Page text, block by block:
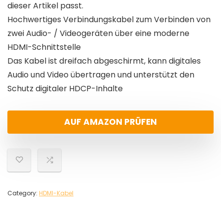
dieser Artikel passt.
Hochwertiges Verbindungskabel zum Verbinden von
zwei Audio- / Videogeräten über eine moderne
HDMI-Schnittstelle
Das Kabel ist dreifach abgeschirmt, kann digitales
Audio und Video übertragen und unterstützt den
Schutz digitaler HDCP-Inhalte
AUF AMAZON PRÜFEN
Category: HDMI-Kabel